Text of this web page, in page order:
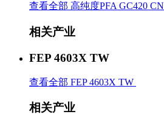
查看全部 高纯度PFA GC420 CN
相关产业
FEP 4603X TW
查看全部 FEP 4603X TW
相关产业